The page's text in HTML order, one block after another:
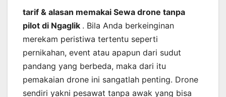
tarif & alasan memakai Sewa drone tanpa
pilot di Ngaglik . Bila Anda berkeinginan
merekam peristiwa tertentu seperti
pernikahan, event atau apapun dari sudut
pandang yang berbeda, maka dari itu
pemakaian drone ini sangatlah penting. Drone
sendiri yakni pesawat tanpa awak yang bisa